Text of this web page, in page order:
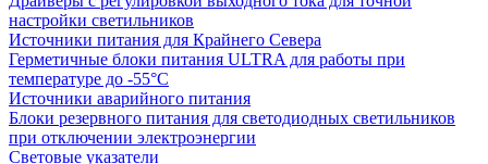
настройки светильников
Источники питания для Крайнего Севера
Герметичные блоки питания ULTRA для работы при
температуре до -55°C
Источники аварийного питания
Блоки резервного питания для светодиодных светильников
при отключении электроэнергии
Световые указатели